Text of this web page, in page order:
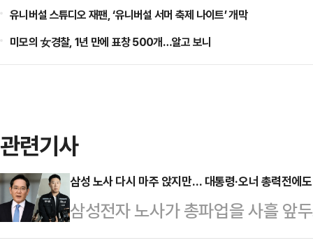
유니버설 스튜디오 재팬, ‘유니버설 서머 축제 나이트’ 개막
미모의 女경찰, 1년 만에 표창 500개…알고 보니
관련기사
삼성 노사 다시 마주 앉지만… 대통령·오너 총력전에
삼성전자 노사가 총파업을 사흘 앞
부와 삼성 총수까지 직접 중재에 나